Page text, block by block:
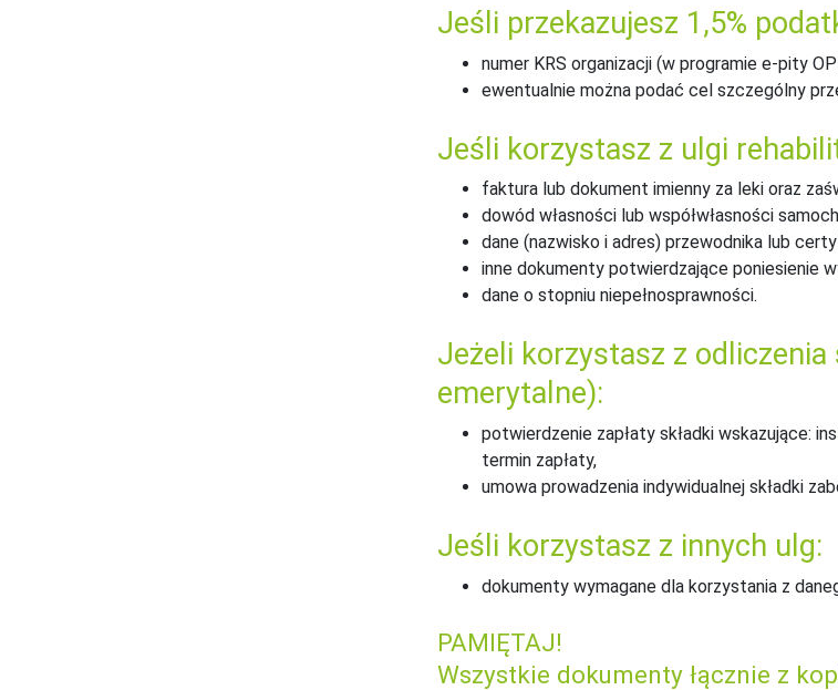
Jeśli przekazujesz 1,5%
numer KRS organizacji (w programie e-pity
ewentualnie można podać cel szczególny
Jeśli korzystasz z ulgi
faktura lub dokument imienny za leki oraz
dowód własności lub współwłasności
dane (nazwisko i adres) przewodnika lub
inne dokumenty potwierdzające poniesienie
dane o stopniu niepełnosprawności.
Jeżeli korzystasz z odliczenia
emerytalne):
potwierdzenie zapłaty składki wskazujące:
termin zapłaty,
umowa prowadzenia indywidualnej składki
Jeśli korzystasz z innych ulg:
dokumenty wymagane dla korzystania z
PAMIĘTAJ!
Wszystkie dokumenty łącznie z